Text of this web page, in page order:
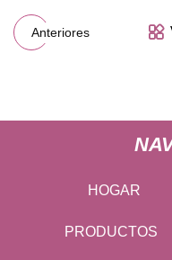
Anteriores
HOGAR
PRODUCTOS